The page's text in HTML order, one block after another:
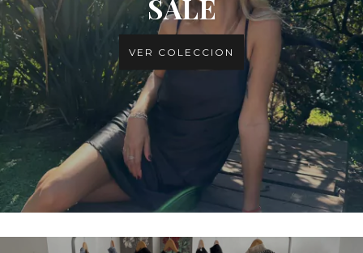
SALE
VER COLECCION